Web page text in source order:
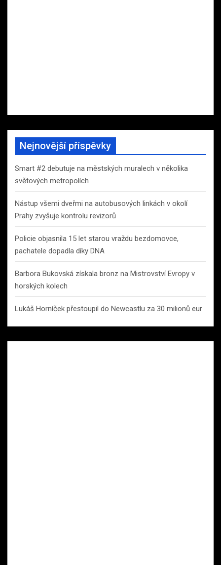
Nejnovější příspěvky
Smart #2 debutuje na městských muralech v několika
světových metropolích
Nástup všemi dveřmi na autobusových linkách v okolí
Prahy zvyšuje kontrolu revizorů
Policie objasnila 15 let starou vraždu bezdomovce,
pachatele dopadla díky DNA
Barbora Bukovská získala bronz na Mistrovství Evropy v
horských kolech
Lukáš Horníček přestoupil do Newcastlu za 30 milionů eur